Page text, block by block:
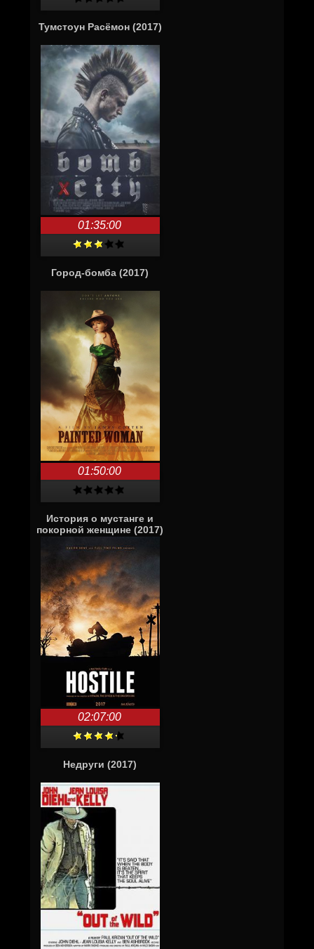
Тумстоун Расёмон (2017)
01:35:00
Город-бомба (2017)
01:50:00
История о мустанге и
покорной женщине (2017)
02:07:00
Недруги (2017)